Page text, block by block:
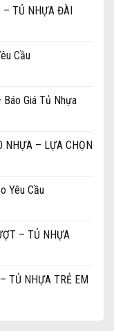
– TỦ NHỰA ĐÀI
Cầu
Giá Tủ Nhựa
NHỰA – LỰA CHỌN
Yêu Cầu
– TỦ NHỰA
TỦ NHỰA TRẺ EM